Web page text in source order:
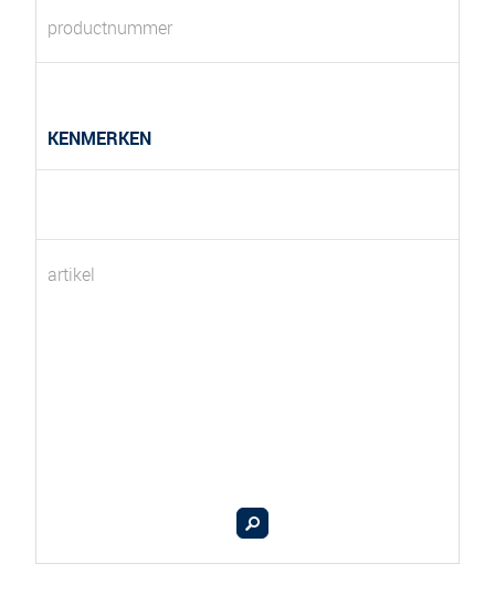
productnummer
KENMERKEN
artikel